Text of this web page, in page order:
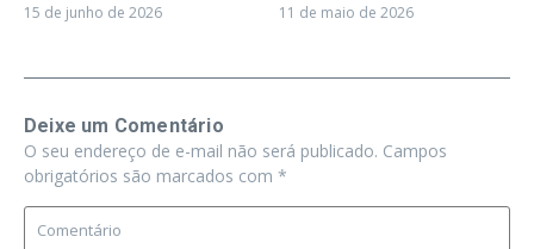
15 de junho de 2026 11 de maio de 2026
Deixe um Comentário
O seu endereço de e-mail não será publicado. Campos
obrigatórios são marcados com *